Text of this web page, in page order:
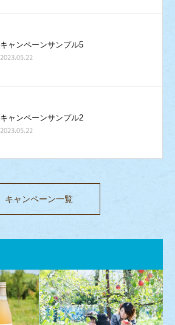
キャンペーンサンプル5
2023.05.22
キャンペーンサンプル2
2023.05.22
キャンペーン一覧